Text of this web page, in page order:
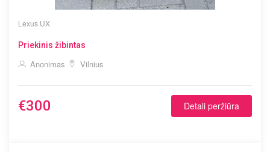
Lexus UX
Priekinis žibintas
Anonimas Vilnius
€300 Detali peržiūra